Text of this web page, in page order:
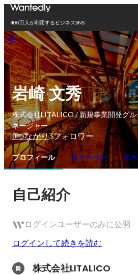
400万人が利用するビジネスSNS
岩崎 文秀
株式会社LITALICO / 新規事業開発グ
ネージャー
0つながり3フォロワー
プロフィール ストーリー ス
自己紹介
ログインユーザーのみに公開
ログインして続きを読む
株式会社LITALICO